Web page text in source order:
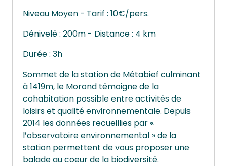
Niveau Moyen - Tarif : 10€/pers.
Dénivelé : 200m - Distance : 4 km
Durée : 3h
Sommet de la station de Métabief culminant
à 1419m, le Morond témoigne de la
cohabitation possible entre activités de
loisirs et qualité environnementale. Depuis
2014 les données recueillies par «
l’observatoire environnemental » de la
station permettent de vous proposer une
balade au coeur de la biodiversité.